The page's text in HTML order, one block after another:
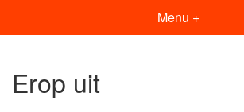
Menu +
Erop uit